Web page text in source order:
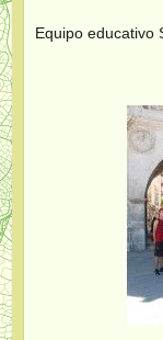
Equipo educativo